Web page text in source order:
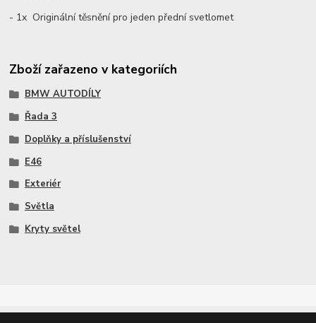
- 1x Originální těsnění pro jeden přední svetlomet
Zboží zařazeno v kategoriích
BMW AUTODÍLY
Řada 3
Doplňky a příslušenství
E46
Exteriér
Světla
Kryty světel